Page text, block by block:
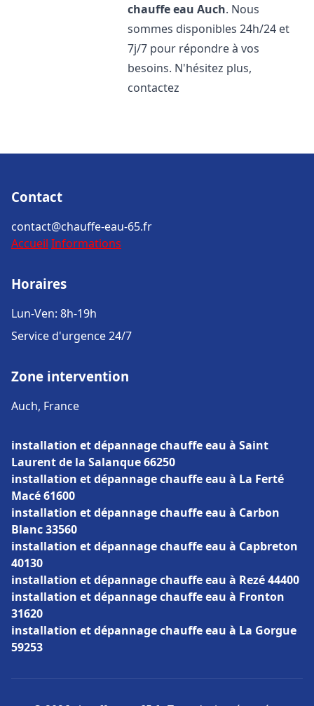
chauffe eau Auch. Nous
sommes disponibles 24h/24 et
7j/7 pour répondre à vos
besoins. N'hésitez plus,
contactez
Contact
contact@chauffe-eau-65.fr
Accueil Informations
Horaires
Lun-Ven: 8h-19h
Service d'urgence 24/7
Zone intervention
Auch, France
installation et dépannage chauffe eau à Saint
Laurent de la Salanque 66250
installation et dépannage chauffe eau à La Ferté
Macé 61600
installation et dépannage chauffe eau à Carbon
Blanc 33560
installation et dépannage chauffe eau à Capbreton
40130
installation et dépannage chauffe eau à Rezé 44400
installation et dépannage chauffe eau à Fronton
31620
installation et dépannage chauffe eau à La Gorgue
59253